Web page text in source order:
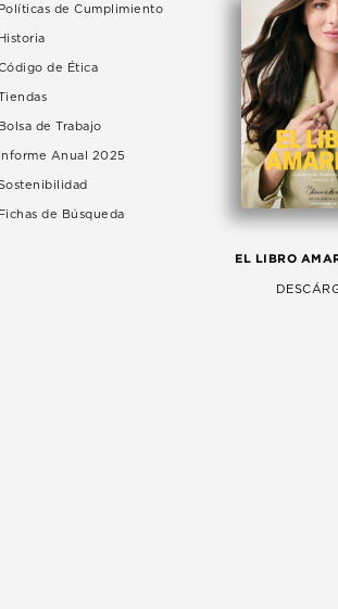
Políticas de Cumplimiento
Historia
de Ética
Bolsa de Trabajo
Informe Anual 2025
Fichas de Búsqueda
EL LIBRO